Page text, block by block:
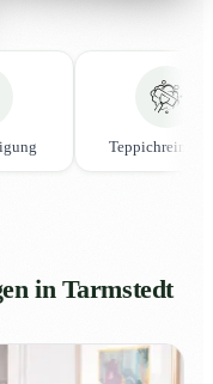
in Tarmstedt